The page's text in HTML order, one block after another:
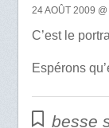
24 AOÛT 2009
C’est le
Espérons
besse